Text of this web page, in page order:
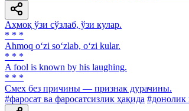
Аҳмоқ ўзи сўзлаб, ўзи кулар.
* * *
Ahmoq o‘zi so‘zlab, o‘zi kular.
* * *
A fool is known by his laughing.
* * *
Смех без причины — признак дурачины.
#фаросат ва фаросатсизлик ҳақида #донолик